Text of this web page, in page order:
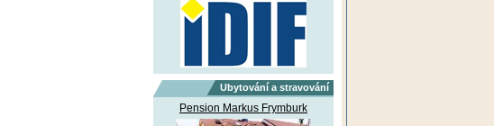
Ubytování a stravování
Pension Markus Frymburk